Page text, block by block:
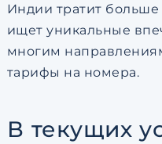
Индии тратит больше
ищет уникальные
многим
тарифы на номера.
В текущих